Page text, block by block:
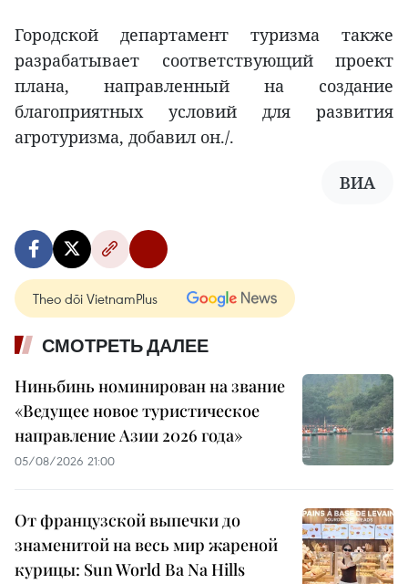
Городской департамент туризма также
разрабатывает соответствующий проект
плана, направленный на создание
благоприятных условий для развития
агротуризма, добавил он./.
ВИА
Theo dõi VietnamPlus
СМОТРЕТЬ ДАЛЕЕ
Ниньбинь номинирован на звание
«Ведущее новое туристическое
направление Азии 2026 года»
05/08/2026 21:00
От французской выпечки до
знаменитой на весь мир жареной
курицы: Sun World Ba Na Hills